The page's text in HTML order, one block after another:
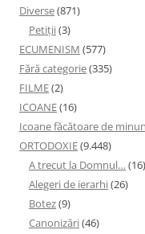
Diverse(871)
Petiţii(3)
ECUMENISM (577)
Fără categorie(335)
FILME(2)
ICOANE(16)
Icoane făcătoare de
ORTODOXIE(9.448)
A trecut la Domnul… (16)
Alegeri de ierarhi(26)
Botez(9)
Canonizări(46)